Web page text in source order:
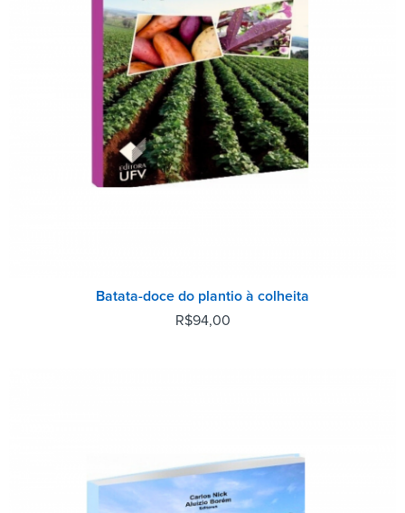
Batata-doce do plantio à colheita
R$94,00